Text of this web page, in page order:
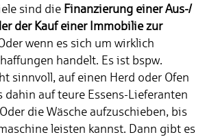
sind die Finanzierung einer Aus-/
der Kauf einer Immobilie zur
wenn es sich um wirklich
handelt. Es ist bspw.
sinnvoll, auf einen Herd oder Ofen
dahin auf teure Essens-Lieferanten
die Wäsche aufzuschieben, bis
leisten kannst. Dann gibt es